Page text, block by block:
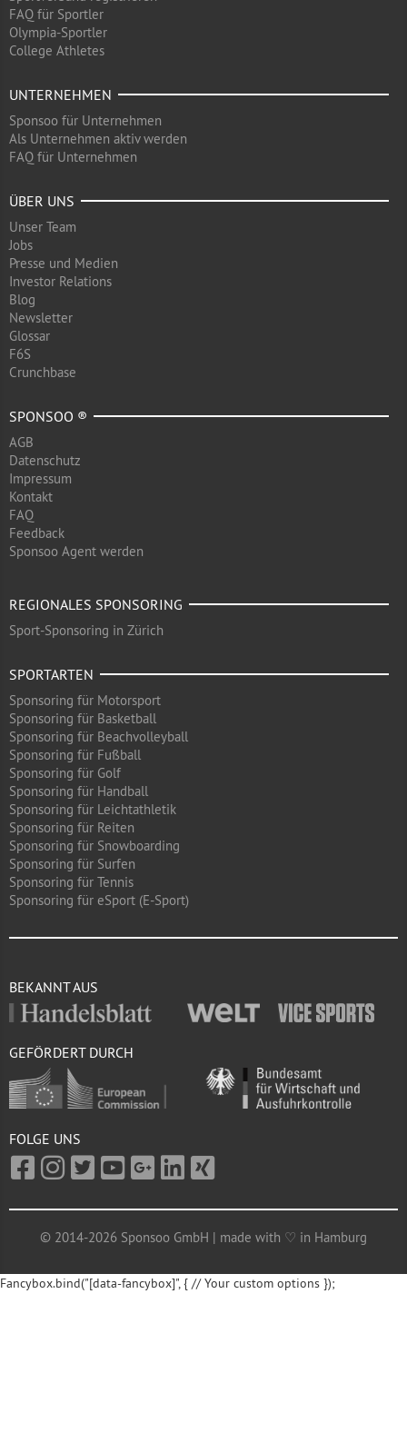
FAQ für Sportler
Olympia-Sportler
College Athletes
UNTERNEHMEN
Sponsoo für Unternehmen
Als Unternehmen aktiv werden
FAQ für Unternehmen
ÜBER UNS
Unser Team
Jobs
Presse und Medien
Investor Relations
Blog
Newsletter
Glossar
F6S
Crunchbase
SPONSOO ®
AGB
Datenschutz
Impressum
Kontakt
FAQ
Feedback
Sponsoo Agent werden
REGIONALES SPONSORING
Sport-Sponsoring in Zürich
SPORTARTEN
Sponsoring für Motorsport
Sponsoring für Basketball
Sponsoring für Beachvolleyball
Sponsoring für Fußball
Sponsoring für Golf
Sponsoring für Handball
Sponsoring für Leichtathletik
Sponsoring für Reiten
Sponsoring für Snowboarding
Sponsoring für Surfen
Sponsoring für Tennis
Sponsoring für eSport (E-Sport)
BEKANNT AUS
GEFÖRDERT DURCH
FOLGE UNS
© 2014-2026 Sponsoo GmbH | made with ♡ in Hamburg
Fancybox.bind("[data-fancybox]", { // Your custom options });